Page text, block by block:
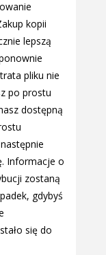
kopii
lepszą
pliku nie
po prostu
dostępną
Informacje o
zostaną
gdybyś
się do